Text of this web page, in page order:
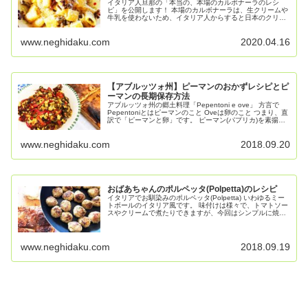
イタリア人旦那の「本当の、本場のカルボナーラのレシ
ピ」を公開します！ 本場のカルボナーラは、生クリームや
牛乳を使わないため、イタリア人からすると日本のクリー
www.neghidaku.com 2020.04.16
【アブルッツォ州】ピーマンのおかずレシピとピ
ーマンの長期保存方法
アブルッツォ州の郷土料理「Pepentoni e ove」 方言で
Pepentoniとはピーマンのこと Oveは卵のこと つまり、直
訳で「ピーマンと卵」です。 ピーマン(パプリカ)を素揚げ
www.neghidaku.com 2018.09.20
おばあちゃんのポルペッタ(Polpetta)のレシピ
イタリアでお馴染みのポルペッタ(Polpetta) いわゆるミー
トボールのイタリア風です。 味付けは様々で、トマトソー
スやクリームで煮たりできますが、今回はシンプルに焼き
www.neghidaku.com 2018.09.19